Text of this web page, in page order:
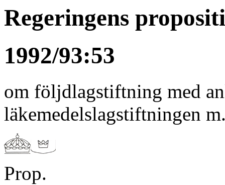
Regeringens
1992/93:53
om följdlagstiftning med
läkemedelslagstiftningen
Prop.